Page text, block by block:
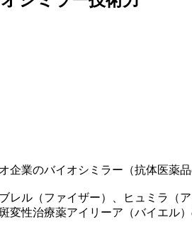
業のバイオシミラー（抗体医薬
レル（ファイザー）、ヒュミラ
性治療薬アイリーア（バイエル